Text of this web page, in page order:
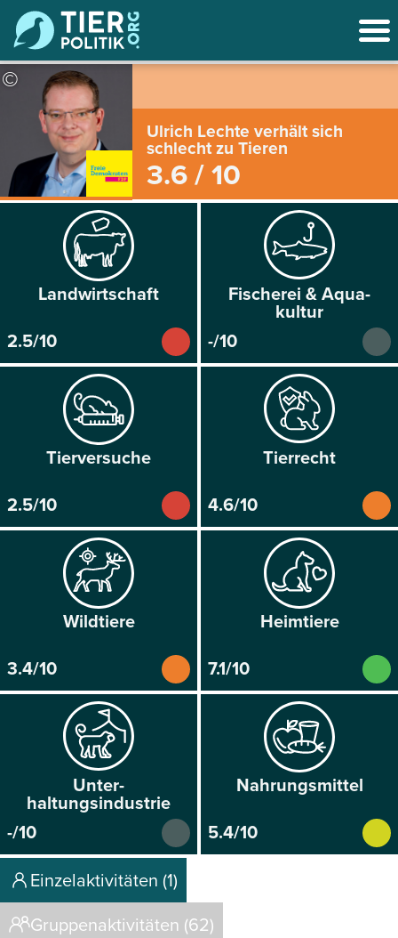
©
Ulrich Lechte verhält sich
schlecht zu Tieren
3.6 / 10
Land­wirtschaft
2.5/10
Fischerei & Aqua­
kultur
-/10
Tier­versuche
2.5/10
Tier­recht
4.6/10
Wild­tiere
3.4/10
Heim­tiere
7.1/10
Unter­
haltungsindustrie
-/10
Nahrungs­mittel
5.4/10
Einzelaktivitäten (1)
Gruppenaktivitäten (62)